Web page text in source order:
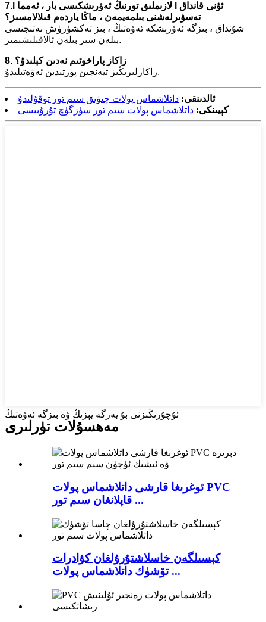
7.l لازىملىق تورنىڭ ئەۋرىشكىسى بار ، ئەمما l ئۇنى قانداق
تەسۋىرلەشنى بىلمەيمەن ، ماڭا ياردەم قىلالامسىز؟
شۇنداق ، بىزگە ئەۋرىشكە ئەۋەتىڭ ، بىز تەكشۈرۈش نەتىجىسى
بىلەن سىز بىلەن ئالاقىلىشىمىز.
8. زاكاز پاراخوتىم نەدىن كېلىدۇ؟
زاكازلىرىڭىز تيەنجىن پورتىدىن ئەۋەتىلىدۇ.
ئالدىنقى: داتلاشماس پولات چىۋىق سىم تور توقۇلىدۇ
كېيىنكى: داتلاشماس پولات سىم تور سۈزگۈچ تۇرۇبىسى
ئۇچۇرىڭىزنى بۇ يەرگە يېزىڭ ۋە بىزگە ئەۋەتىڭ
مەھسۇلات تۈرلىرى
ئوغرىغا قارشى داتلاشماس پولات PVC
قاپلانغان سىم تور ...
كېسىلگەن خاسلاشتۇرۇلغان كۋادرات
تۆشۈك داتلاشماس پولات ...